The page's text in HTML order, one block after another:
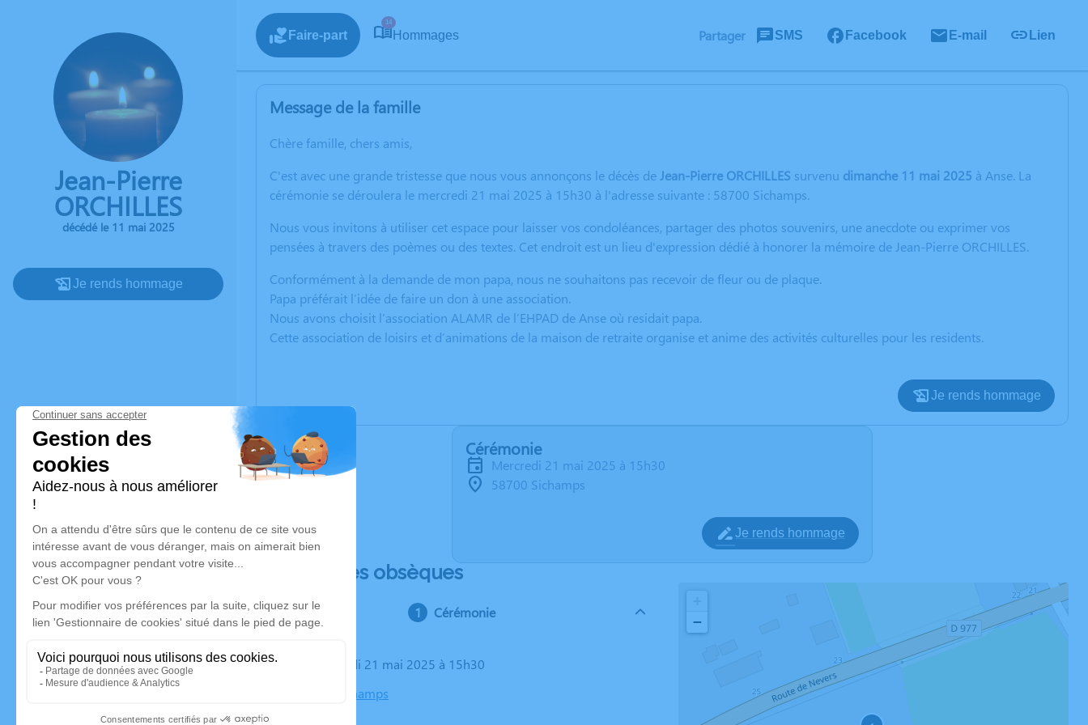
Jean-Pierre
ORCHILLES
décédé le 11 mai 2025
Je rends hommage
Faire-part
14
Hommages Partager SMS Facebook E-mail Lien
Message de la famille
Chère famille, chers amis,
C'est avec une grande tristesse que nous vous annonçons le décès deJean-Pierre ORCHILLES survenu dimanche 11 mai 2025 à Anse. La
cérémonie se déroulera le mercredi 21 mai 2025 à 15h30 à l'adresse suivante : 58700 Sichamps.
Nous vous invitons à utiliser cet espace pour laisser vos condoléances, partager des photos souvenirs, une anecdote ou exprimer vos
pensées à travers des poèmes ou des textes. Cet endroit est un lieu d'expression dédié à honorer la mémoire de Jean-Pierre ORCHILLES.
Conformément à la demande de mon papa, nous ne souhaitons pas recevoir de fleur ou de plaque.
Papa préférait l’idée de faire un don à une association.
Nous avons choisit l’association ALAMR de l’EHPAD de Anse où residait papa.
Cette association de loisirs et d’animations de la maison de retraite organise et anime des activités culturelles pour les residents.
Je rends hommage
Cérémonie
mercredi 21 mai 2025 à 15h30
58700 Sichamps
Je rends hommage
Déroulé des obsèques
Cérémonie
Le mercredi 21 mai 2025 à 15h30
58700 Sichamps
−